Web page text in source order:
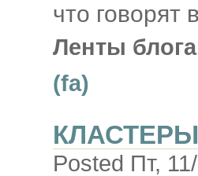
что говорят
Ленты
(fa)
КЛАСТЕРЫ
Posted Пт,